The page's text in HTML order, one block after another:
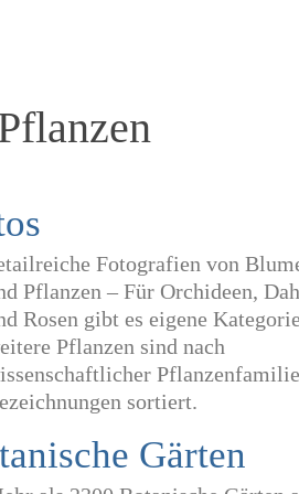
Fotografien von
Pflanzen – Für Orchideen,
Rosen gibt es eigene
Pflanzen sind nach
sortiert.
Gärten